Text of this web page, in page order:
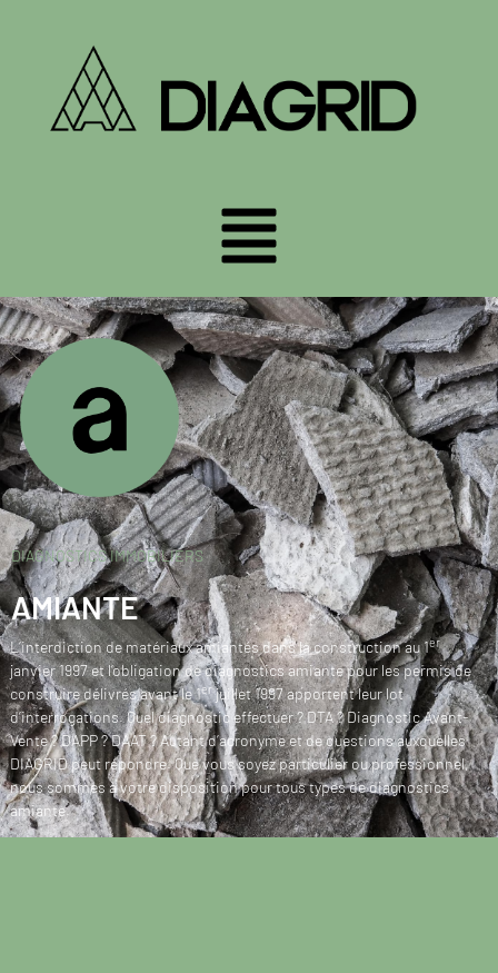
DIAGNOSTICS IMMOBILIERS
AMIANTE
L’interdiction de matériaux amiantés dans la construction au 1er
janvier 1997 et l’obligation de diagnostics amiante pour les permis de
construire délivrés avant le 1erjuillet 1997 apportent leur lot
d’interrogations. Quel diagnostic effectuer ? DTA ? Diagnostic Avant-
Vente ? DAPP ? DAAT ? Autant d’acronyme et de questions auxquelles
DIAGRID peut répondre. Que vous soyez particulier ou professionnel,
nous sommes à votre disposition pour tous types de diagnostics
amiante.